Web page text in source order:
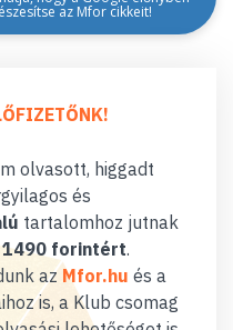
az Mfor cikkeit!
olvasott, higgadt
és
tartalomhoz jutnak
1490 forintért.
az Mfor.hu és a
is, a Klub csomag